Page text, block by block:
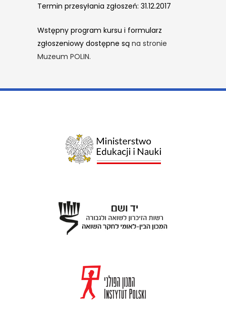
Termin przesyłania zgłoszeń: 31.12.2017
Wstępny program kursu i formularz
zgłoszeniowy dostępne są na stronie
Muzeum POLIN.